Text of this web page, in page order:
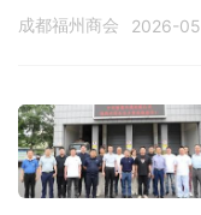
成都福州商会 2026-